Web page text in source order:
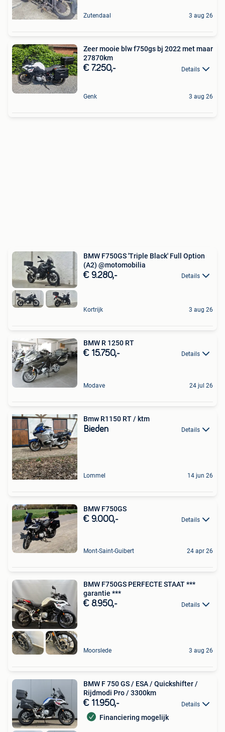
Zutendaal 3 aug 26
Zeer mooie blw f750gs bj 2022 met maar
27870km
€ 7.250,- Details
Genk 3 aug 26
BMW F750GS 'Triple Black' Full Option
(A2) @motomobilia
€ 9.280,- Details
Kortrijk 3 aug 26
BMW R 1250 RT
€ 15.750,- Details
Modave 24 jul 26
Bmw R1150 RT / ktm
Bieden Details
Lommel 14 jun 26
BMW F750GS
€ 9.000,- Details
Mont-Saint-Guibert 24 apr 26
BMW F750GS PERFECTE STAAT ***
garantie ***
€ 8.950,- Details
Moorslede 3 aug 26
BMW F 750 GS / ESA / Quickshifter /
Rijdmodi Pro / 3300km
€ 11.950,- Details
Financiering mogelijk